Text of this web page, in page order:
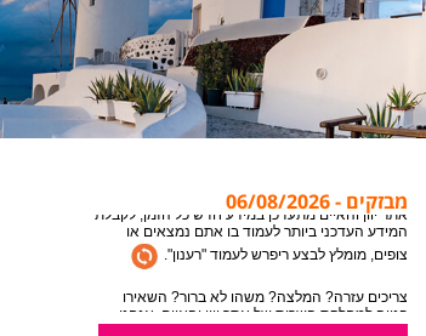
מבזקים - 06/08/2026
צריכים עזרה? המלצה? משהו לא ברור? השאירו
אתר יוון והאיים מתעדכן במידע חדש כל הזמן, לקבלת
המידע העדכני ביותר לעמוד בו אתם נמצאים או
צופים, מומלץ לבצע ריפרש לעמוד "רענון".